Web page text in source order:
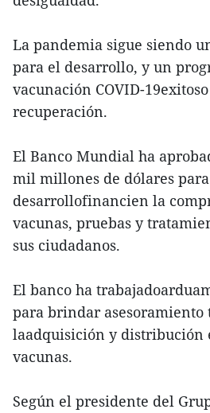
La pandemia sigue siendo
para el desarrollo, y un
vacunación COVID-
recuperación.
El Banco Mundial ha
mil millones de dólares
desarrollofinancien la
vacunas, pruebas y
sus ciudadanos.
El banco ha
para brindar asesoramiento
laadquisición y distribución
vacunas.
Según el presidente del